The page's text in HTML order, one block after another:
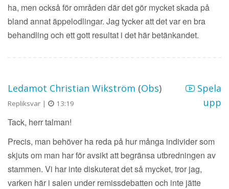
ha, men också för områden där det gör mycket skada på
bland annat äppelodlingar. Jag tycker att det var en bra
behandling och ett gott resultat i det här betänkandet.
Ledamot Christian Wikström (Obs)
Repliksvar | 13:19
Spela
upp
Tack, herr talman!
Precis, man behöver ha reda på hur många individer som
skjuts om man har för avsikt att begränsa utbredningen av
stammen. Vi har inte diskuterat det så mycket, tror jag,
varken här i salen under remissdebatten och inte jätte